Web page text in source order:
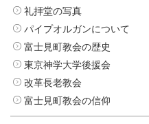
礼拝堂の写真
パイプオルガンについて
富士見町教会の歴史
東京神学大学後援会
改革長老教会
富士見町教会の信仰